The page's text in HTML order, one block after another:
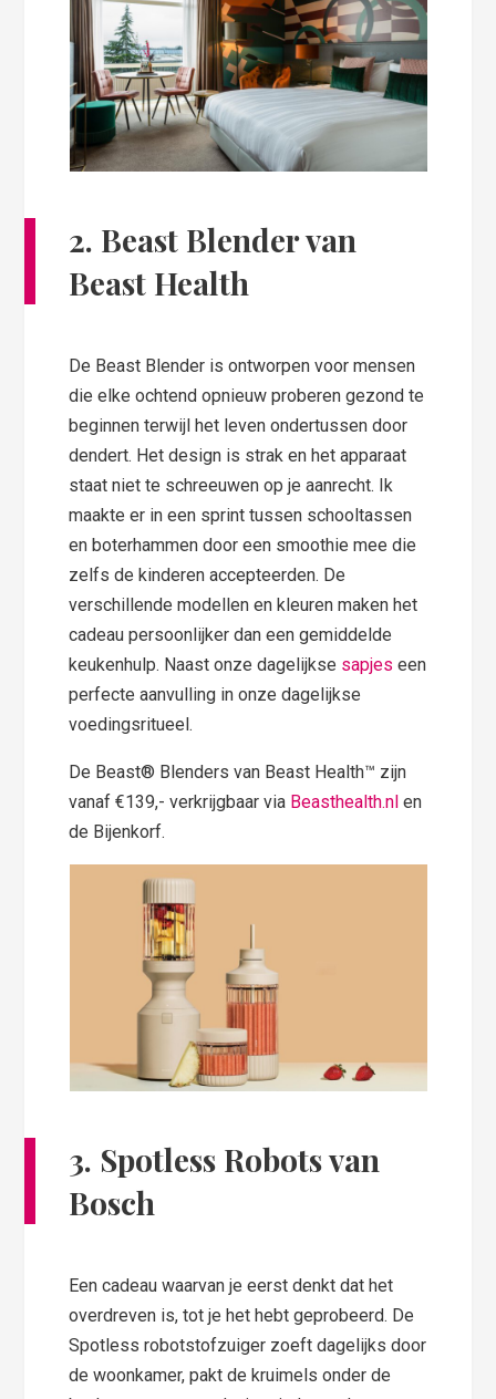
2. Beast Blender van
Beast Health
De Beast Blender is ontworpen voor mensen
die elke ochtend opnieuw proberen gezond te
beginnen terwijl het leven ondertussen door
dendert. Het design is strak en het apparaat
staat niet te schreeuwen op je aanrecht. Ik
maakte er in een sprint tussen schooltassen
en boterhammen door een smoothie mee die
zelfs de kinderen accepteerden. De
verschillende modellen en kleuren maken het
cadeau persoonlijker dan een gemiddelde
keukenhulp. Naast onze dagelijkse sapjes een
perfecte aanvulling in onze dagelijkse
voedingsritueel.
De Beast® Blenders van Beast Health™ zijn
vanaf €139,- verkrijgbaar via Beasthealth.nlen
de Bijenkorf.
3. Spotless Robots van
Bosch
Een cadeau waarvan je eerst denkt dat het
overdreven is, tot je het hebt geprobeerd. De
Spotless robotstofzuiger zoeft dagelijks door
de woonkamer, pakt de kruimels onder de